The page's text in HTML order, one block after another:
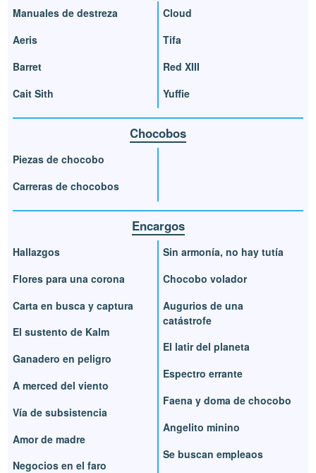
Manuales de destreza
Aeris
Barret
Cait Sith
Cloud
Tifa
Red XIII
Yuffie
Chocobos
Piezas de chocobo
Carreras de chocobos
Encargos
Hallazgos
Flores para una corona
Carta en busca y captura
El sustento de Kalm
Ganadero en peligro
A merced del viento
Vía de subsistencia
Amor de madre
Negocios en el faro
Sin armonía, no hay tutía
Chocobo volador
Augurios de una
catástrofe
El latir del planeta
Espectro errante
Faena y doma de chocobo
Angelito minino
Se buscan empleaos